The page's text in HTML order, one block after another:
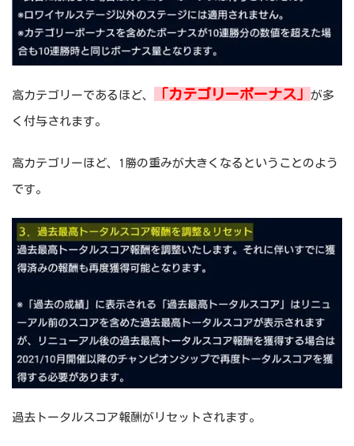
高カテゴリーであるほど、 「カテゴリーボーナス」 が多
く付与されます。
高カテゴリーほど、1勝の重みが大きくなるということのよう
です。
過去トータルスコア報酬がリセットされます。